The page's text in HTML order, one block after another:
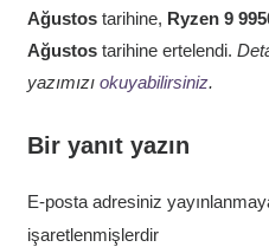
Ağustos tarihine, Ryzen 9
Ağustos tarihine ertelendi.
yazımızı okuyabilirsiniz.
Bir yanıt yazın
E-posta adresiniz
işaretlenmişlerdir